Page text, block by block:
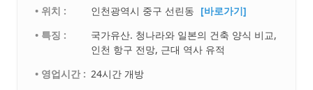
• 위치 : 인천광역시 중구 선린동 [바로가기]
• 특징 :
국가유산. 청나라와 일본의 건축 양식 비교,
인천 항구 전망, 근대 역사 유적
• 영업시간 : 24시간 개방